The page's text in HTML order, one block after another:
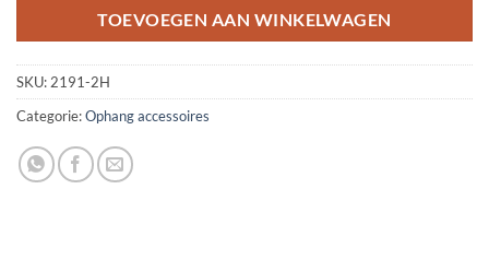
TOEVOEGEN AAN WINKELWAGEN
SKU: 2191-2H
Categorie:Ophang accessoires